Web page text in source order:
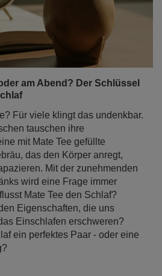
am Abend? Der Schlüssel
Für viele klingt das undenkbar.
tauschen ihre
mit Mate Tee gefüllte
das den Körper anregt,
Mit der zunehmenden
wird eine Frage immer
Mate Tee den Schlaf?
Eigenschaften, die uns
Einschlafen erschweren?
ein perfektes Paar - oder eine